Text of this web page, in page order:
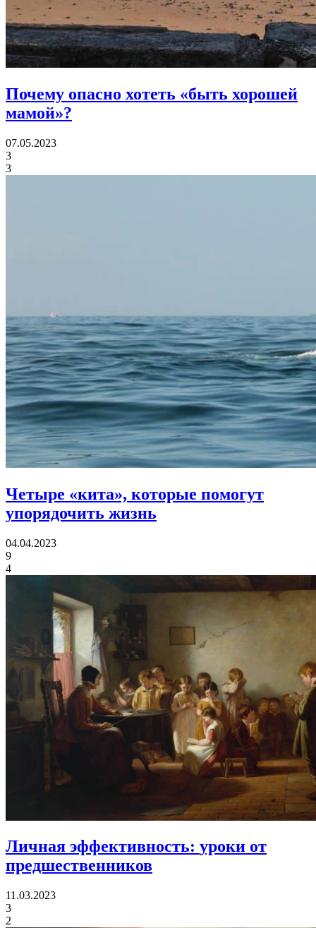
Почему опасно хотеть «быть хорошей
мамой»?
07.05.2023
3
3
Четыре «кита», которые помогут
упорядочить жизнь
04.04.2023
9
4
Личная эффективность: уроки от
предшественников
11.03.2023
3
2